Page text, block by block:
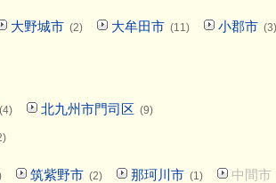
大野城市 (2) 大牟田市 (11) 小郡市 (3)
(4) 北九州市門司区 (9)
筑紫野市 (2) 那珂川市 (1)
中間市